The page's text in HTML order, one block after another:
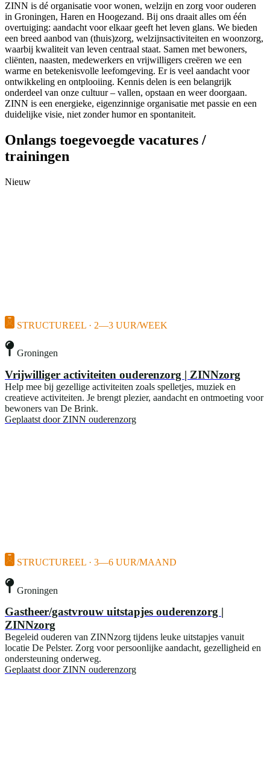
ZINN is dé organisatie voor wonen, welzijn en zorg voor ouderen
in Groningen, Haren en Hoogezand. Bij ons draait alles om één
overtuiging: aandacht voor elkaar geeft het leven glans. We bieden
een breed aanbod van (thuis)zorg, welzijnsactiviteiten en woonzorg,
waarbij kwaliteit van leven centraal staat. Samen met bewoners,
cliënten, naasten, medewerkers en vrijwilligers creëren we een
warme en betekenisvolle leefomgeving. Er is veel aandacht voor
ontwikkeling en ontplooiing. Kennis delen is een belangrijk
onderdeel van onze cultuur – vallen, opstaan en weer doorgaan.
ZINN is een energieke, eigenzinnige organisatie met passie en een
duidelijke visie, niet zonder humor en spontaniteit.
Onlangs toegevoegde vacatures /
trainingen
Nieuw
STRUCTUREEL · 2—3 UUR/WEEK
Groningen
Vrijwilliger activiteiten ouderenzorg | ZINNzorg
Help mee bij gezellige activiteiten zoals spelletjes, muziek en
creatieve activiteiten. Je brengt plezier, aandacht en ontmoeting voor
bewoners van De Brink.
Geplaatst door ZINN ouderenzorg
STRUCTUREEL · 3—6 UUR/MAAND
Groningen
Gastheer/gastvrouw uitstapjes ouderenzorg |
ZINNzorg
Begeleid ouderen van ZINNzorg tijdens leuke uitstapjes vanuit
locatie De Pelster. Zorg voor persoonlijke aandacht, gezelligheid en
ondersteuning onderweg.
Geplaatst door ZINN ouderenzorg